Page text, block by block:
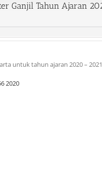
Ganjil Tahun Ajaran
untuk tahun ajaran 2020 – 2021
2020